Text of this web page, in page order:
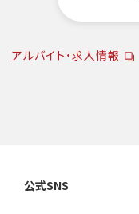
アルバイト・求人情報
公式SNS